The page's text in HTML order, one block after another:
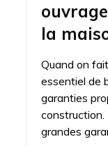
la
Quand on
essentiel de
garanties
construction.
grandes